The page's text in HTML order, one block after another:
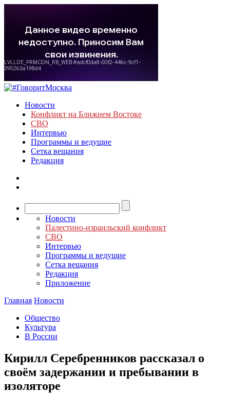
Новости
Конфликт на Ближнем Востоке
СВО
Интервью
Программы и ведущие
Сетка вещания
Редакция
Новости
Палестино-израильский конфликт
СВО
Интервью
Программы и ведущие
Сетка вещания
Редакция
Приложение
Главная Новости
Общество
Культура
В России
Кирилл Серебренников рассказал о
своём задержании и пребывании в
изоляторе